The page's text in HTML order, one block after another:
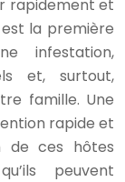
rapidement et
la première
infestation,
et, surtout,
famille. Une
rapide et
de ces hôtes
peuvent